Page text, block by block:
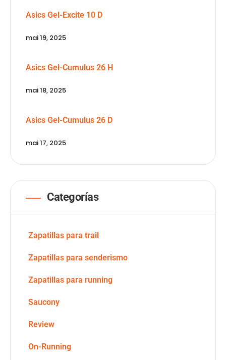
Asics Gel-Excite 10 D
mai 19, 2025
Asics Gel-Cumulus 26 H
mai 18, 2025
Asics Gel-Cumulus 26 D
mai 17, 2025
Categorías
Zapatillas para trail
Zapatillas para senderismo
Zapatillas para running
Saucony
Review
On-Running